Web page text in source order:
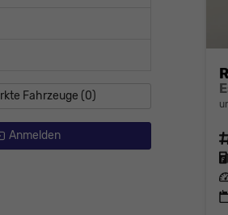
Fahrzeuge (0)
Anmelden